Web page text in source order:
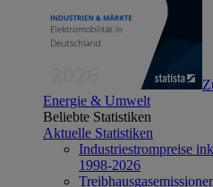
Energie & Umwelt
Beliebte Statistiken
Aktuelle Statistiken
Industriestrompreise
1998-2026